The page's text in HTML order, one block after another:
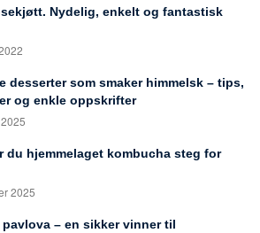
Nydelig, enkelt og fantastisk
desserter som smaker himmelsk – tips,
og enkle oppskrifter
du hjemmelaget kombucha steg for
2025
– en sikker vinner til